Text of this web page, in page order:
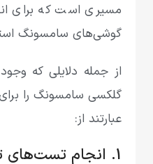
مسیری است که برای
گوشی‌های سامسونگ
از جمله دلایلی که
گلکسی سامسونگ را برای
عبارتند از:
1. انجام تست‌های تکمیلی و عیب‌یابی: